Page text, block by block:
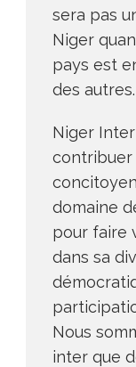
sera pas
Niger
pays est
des autres.
Niger
contribuer
domaine
pour faire
dans sa
Nous
inter que